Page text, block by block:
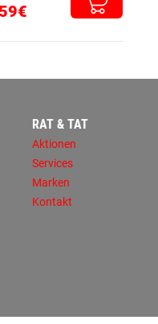
RAT & TAT
Aktionen
Services
Marken
Kontakt